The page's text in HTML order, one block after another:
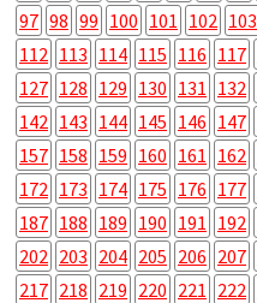
97 98 99 100 101 102 103
112 113 114 115 116 117
127 128 129 130 131 132
142 143 144 145 146 147
157 158 159 160 161 162
172 173 174 175 176 177
187 188 189 190 191 192
202 203 204 205 206 207
217 218 219 220 221 222